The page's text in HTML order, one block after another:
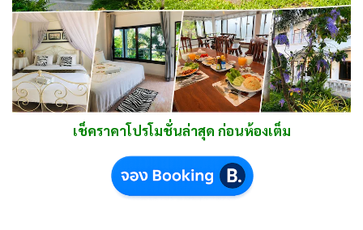
เช็คราคาโปรโมชั่นล่าสุด ก่อนห้องเต็ม